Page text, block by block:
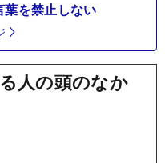
葉を禁止しない
人の頭のなか